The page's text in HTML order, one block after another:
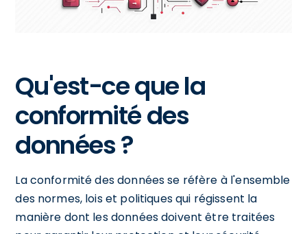
Qu'est-ce que la
conformité des
données ?
La conformité des données se réfère à l'ensemble
des normes, lois et politiques qui régissent la
manière dont les données doivent être traitées